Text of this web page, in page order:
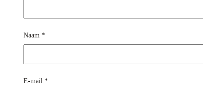
Naam *
E-mail *